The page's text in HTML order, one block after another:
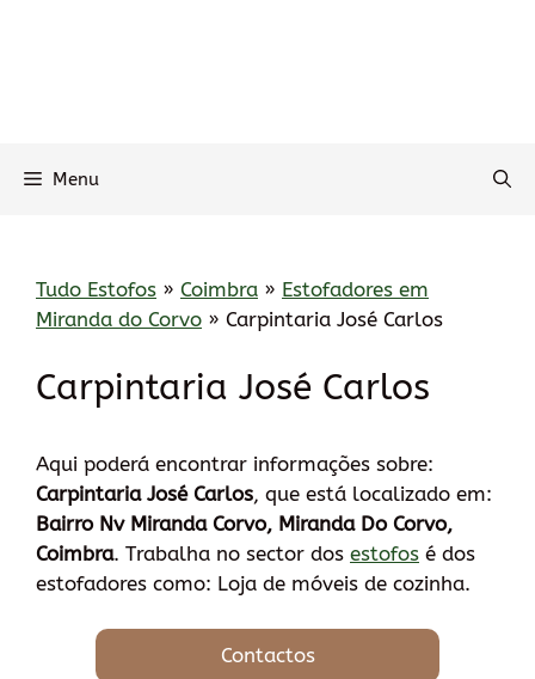
Menu
Tudo Estofos » Coimbra » Estofadores em
Miranda do Corvo » Carpintaria José Carlos
Carpintaria José Carlos
Aqui poderá encontrar informações sobre:
Carpintaria José Carlos, que está localizado em:
Bairro Nv Miranda Corvo, Miranda Do Corvo,
Coimbra. Trabalha no sector dos estofos é dos
estofadores como: Loja de móveis de cozinha.
Contactos